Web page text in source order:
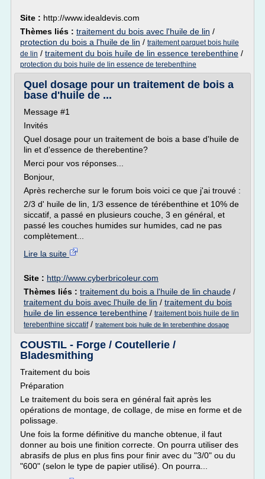
Site : http://www.idealdevis.com
Thèmes liés : traitement du bois avec l'huile de lin /
protection du bois a l'huile de lin / traitement parquet bois huile
de lin / traitement du bois huile de lin essence terebenthine /
protection du bois huile de lin essence de terebenthine
Quel dosage pour un traitement de bois a
base d'huile de ...
Message #1
Invités
Quel dosage pour un traitement de bois a base d'huile de
lin et d'essence de therebentine?
Merci pour vos réponses...
Bonjour,
Après recherche sur le forum bois voici ce que j'ai trouvé :
2/3 d' huile de lin, 1/3 essence de térébenthine et 10% de
siccatif, a passé en plusieurs couche, 3 en général, et
passé les couches humides sur humides, cad ne pas
complètement...
Lire la suite
Site : http://www.cyberbricoleur.com
Thèmes liés : traitement du bois a l'huile de lin chaude /
traitement du bois avec l'huile de lin / traitement du bois
huile de lin essence terebenthine / traitement bois huile de lin
terebenthine siccatif/ traitement bois huile de lin terebenthine dosage
COUSTIL - Forge / Coutellerie /
Bladesmithing
Traitement du bois
Préparation
Le traitement du bois sera en général fait après les
opérations de montage, de collage, de mise en forme et de
polissage.
Une fois la forme définitive du manche obtenue, il faut
donner au bois une finition correcte. On pourra utiliser des
abrasifs de plus en plus fins pour finir avec du "3/0" ou du
"600" (selon le type de papier utilisé). On pourra...